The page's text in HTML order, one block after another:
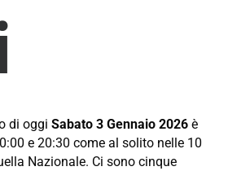
di oggi Sabato 3 Gennaio 2026 è
e 20:30 come al solito nelle 10
Nazionale. Ci sono cinque